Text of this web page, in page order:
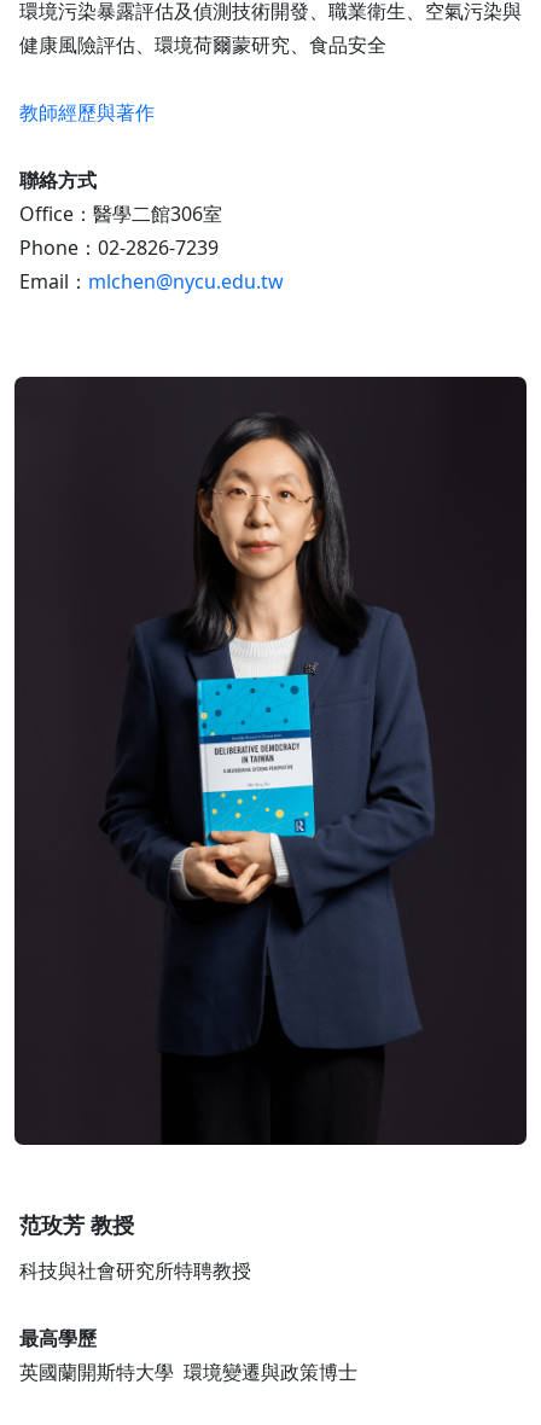
環境污染暴露評估及偵測技術開發、職業衛生、空氣污染與
健康風險評估、環境荷爾蒙研究、食品安全
教師經歷與著作
聯絡方式
Office：醫學二館306室
Phone：02-2826-7239
Email： mlchen@nycu.edu.tw
范玫芳 教授
科技與社會研究所特聘教授
最高學歷
英國蘭開斯特大學 環境變遷與政策博士